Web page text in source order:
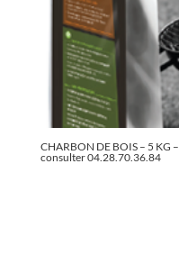
CHARBON DE BOIS – 5 KG
consulter 04.28.70.36.84